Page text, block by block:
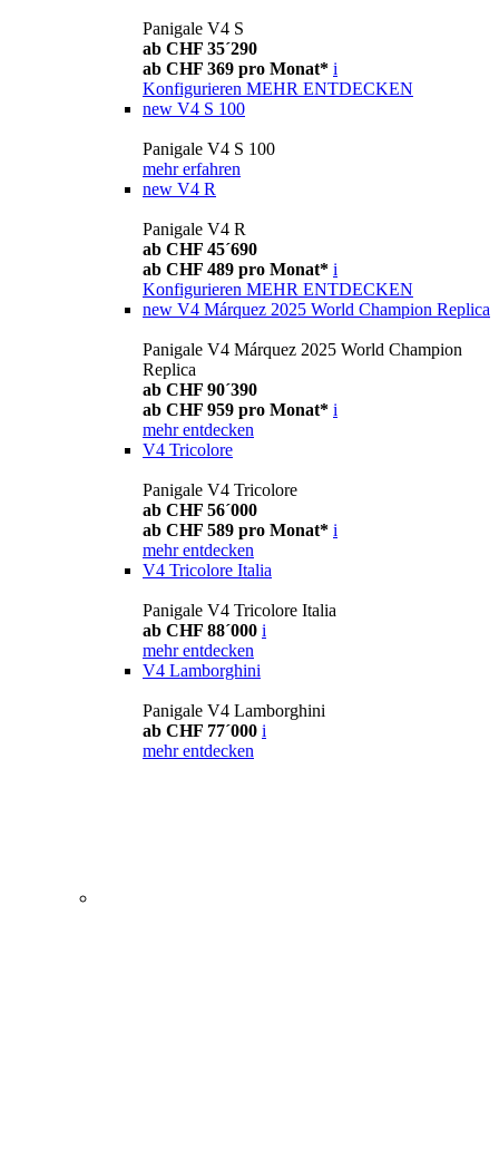
Panigale V4 S
ab CHF 35´290
ab CHF 369 pro Monat* i
Konfigurieren MEHR ENTDECKEN
new V4 S 100
Panigale V4 S 100
mehr erfahren
new V4 R
Panigale V4 R
ab CHF 45´690
ab CHF 489 pro Monat* i
Konfigurieren MEHR ENTDECKEN
new V4 Márquez 2025 World Champion Replica
Panigale V4 Márquez 2025 World Champion
Replica
ab CHF 90´390
ab CHF 959 pro Monat* i
mehr entdecken
V4 Tricolore
Panigale V4 Tricolore
ab CHF 56´000
ab CHF 589 pro Monat* i
mehr entdecken
V4 Tricolore Italia
Panigale V4 Tricolore Italia
ab CHF 88´000 i
mehr entdecken
V4 Lamborghini
Panigale V4 Lamborghini
ab CHF 77´000 i
mehr entdecken